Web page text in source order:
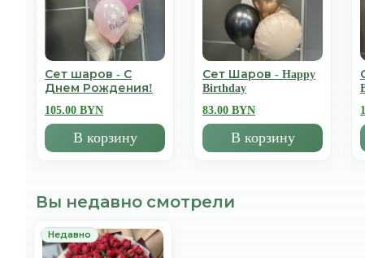
Сет шаров - С
Днем Рождения!
105.00 BYN
В корзину
Сет Шаров - Happy
Birthday
83.00 BYN
В корзину
Вы недавно смотрели